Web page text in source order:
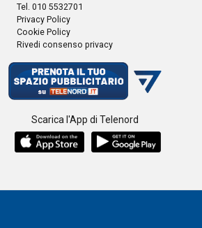
Tel. 010 5532701
Privacy Policy
Cookie Policy
Rivedi consenso privacy
Scarica l'App di Telenord